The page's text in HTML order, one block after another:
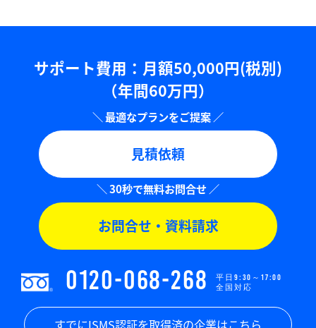
サポート費用：⽉額50,000円(税別)
（年間60万円）
見積依頼
お問合せ・資料請求
0120-068-268
平日9:30～17:00
全国対応
すでにISMS認証を取得済の企業はこちら